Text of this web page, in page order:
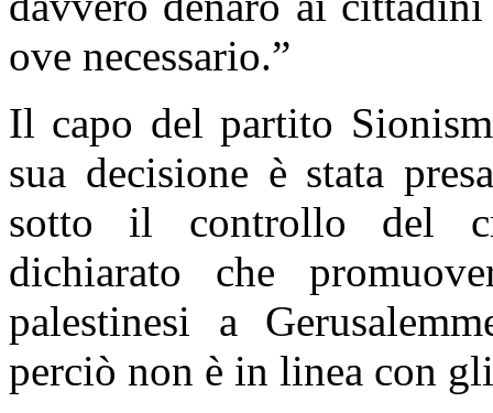
ove necessario.”
Il capo del partito
sua decisione è stata
sotto il controllo del
dichiarato che
palestinesi a
perciò non è in linea con